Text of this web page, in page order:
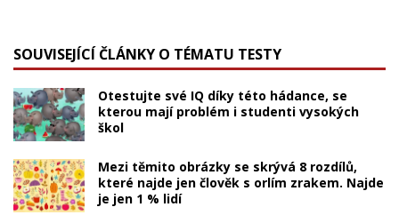
SOUVISEJÍCÍ ČLÁNKY O TÉMATU TESTY
Otestujte své IQ díky této hádance, se
kterou mají problém i studenti vysokých
škol
Mezi těmito obrázky se skrývá 8 rozdílů,
které najde jen člověk s orlím zrakem. Najde
je jen 1 % lidí